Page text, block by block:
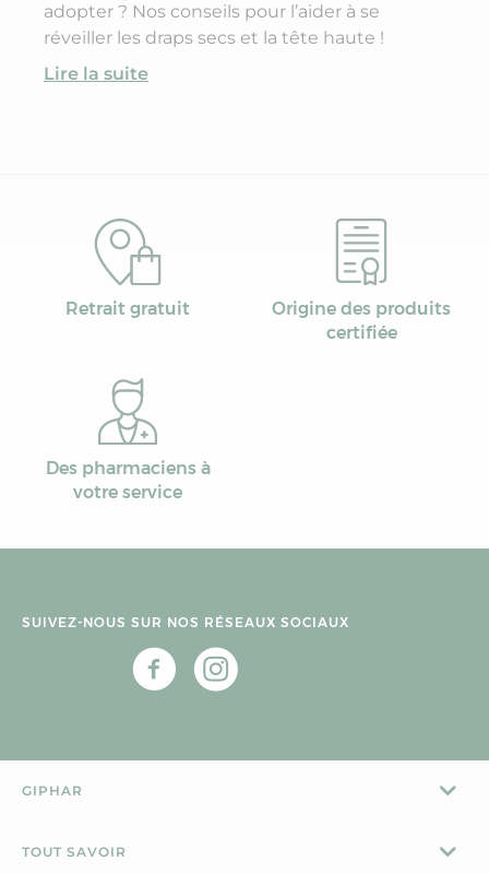
adopter ? Nos conseils pour l’aider à se
réveiller les draps secs et la tête haute !
Lire la suite
Retrait gratuit
Origine des produits
certifiée
Des pharmaciens à
votre service
SUIVEZ-NOUS SUR NOS RÉSEAUX SOCIAUX
GIPHAR
TOUT SAVOIR